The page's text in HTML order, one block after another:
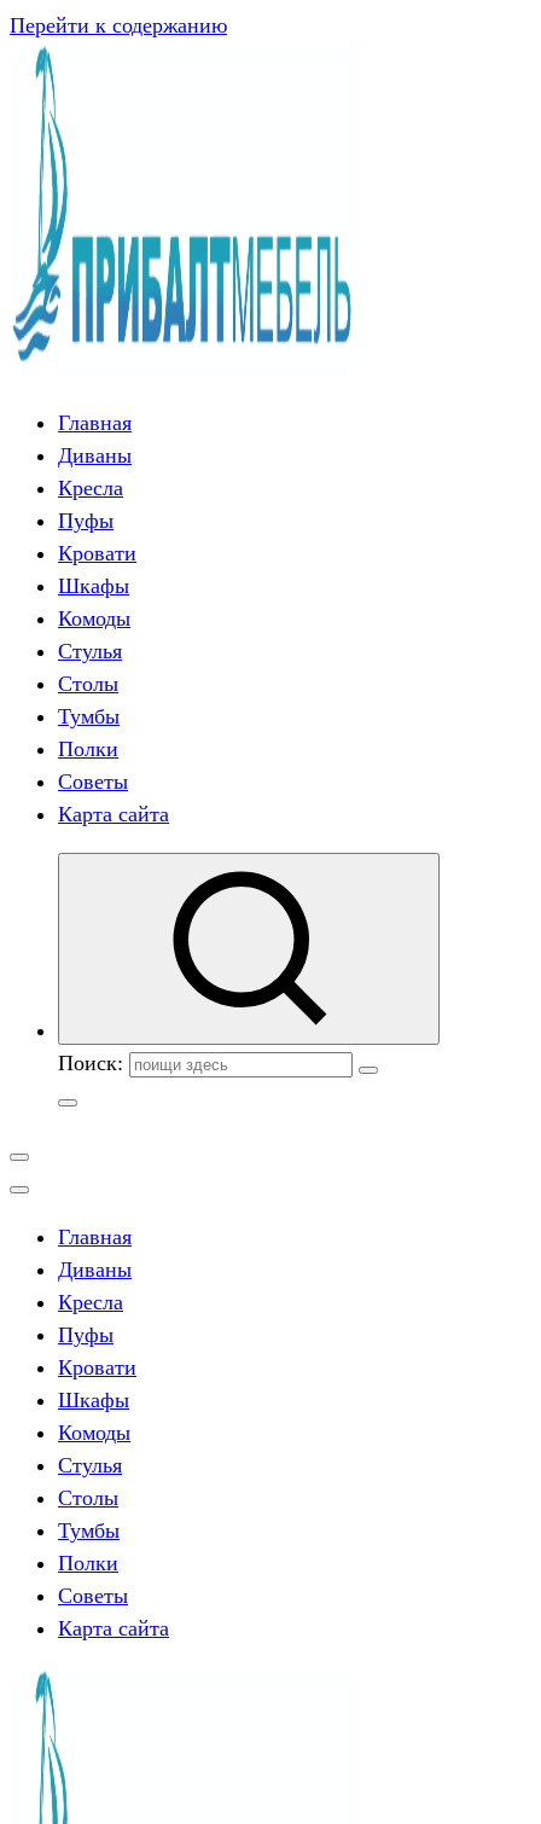
Перейти к содержанию
Главная
Диваны
Кресла
Пуфы
Кровати
Шкафы
Комоды
Стулья
Столы
Тумбы
Полки
Советы
Карта сайта
Поиск:
Главная
Диваны
Кресла
Пуфы
Кровати
Шкафы
Комоды
Стулья
Столы
Тумбы
Полки
Советы
Карта сайта